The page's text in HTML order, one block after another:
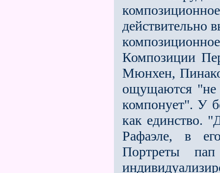
действительно
Композиции
Мюнхен,
ощущаются "не
компонует". У
как единство.
Рафаэле, в
Портреты